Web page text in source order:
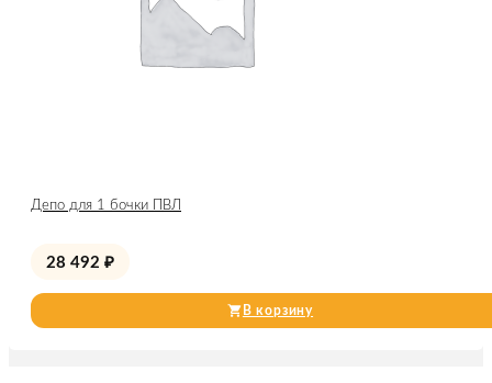
Депо для 1 бочки ПВЛ
28 492 ₽
В корзину